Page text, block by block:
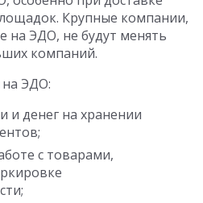
Крупные компании,
ЭДО, не будут менять
компаний.
на ЭДО:
и денег на хранении
с товарами,